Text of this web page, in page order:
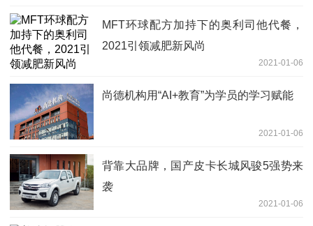
MFT环球配方加持下的奥利司他代餐，
2021引领减肥新风尚
2021-01-06
尚德机构用“AI+教育”为学员的学习赋能
2021-01-06
背靠大品牌，国产皮卡长城风骏5强势来
袭
2021-01-06